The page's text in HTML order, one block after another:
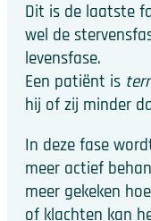
Dit is de laatste
wel de
levensfase.
Een patiënt is
hij of zij minder
In deze fase
meer actief
meer gekeken
of klachten kan